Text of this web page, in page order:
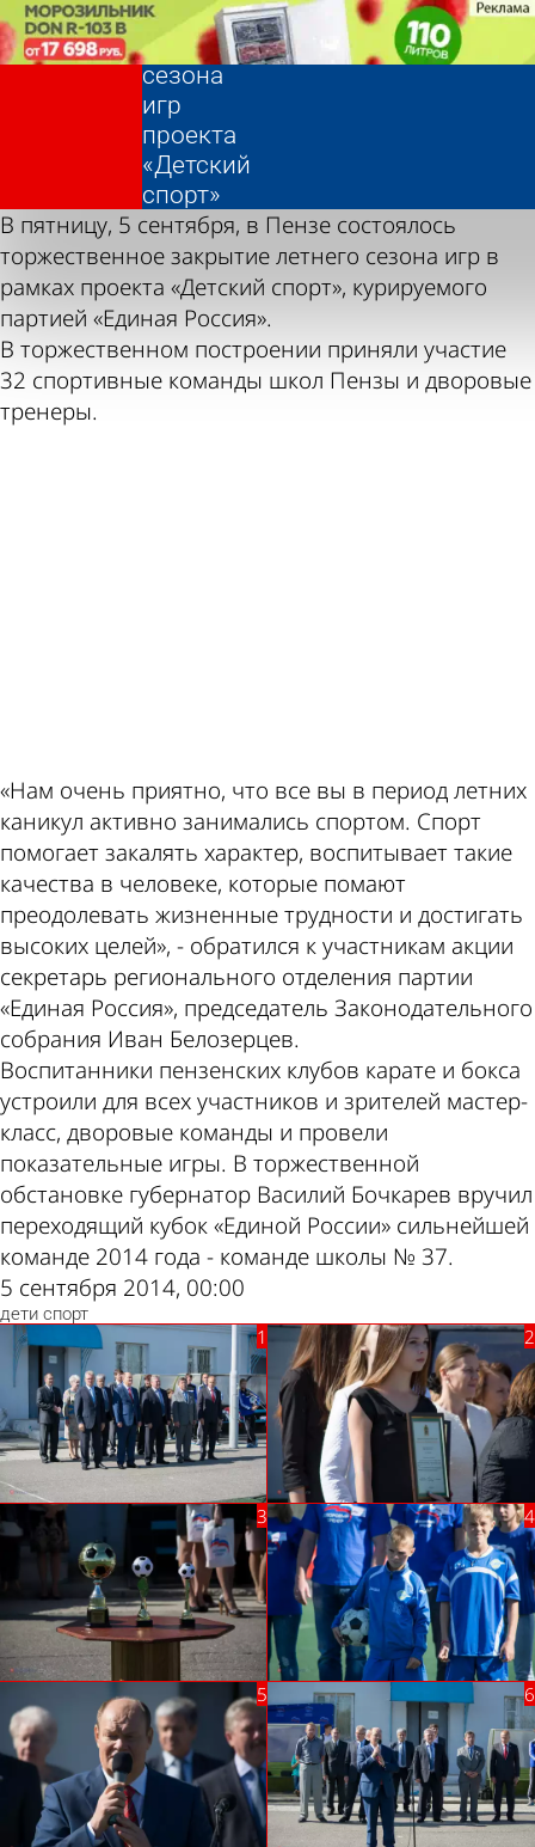
Закрытие
летнего
сезона
игр
проекта
«Детский
спорт»
Фотолента,
«Общество»
В пятницу, 5 сентября, в Пензе состоялось
торжественное закрытие летнего сезона игр в
рамках проекта «Детский спорт», курируемого
партией «Единая Россия».
В торжественном построении приняли участие
32 спортивные команды школ Пензы и дворовые
тренеры.
«Нам очень приятно, что все вы в период летних
каникул активно занимались спортом. Спорт
помогает закалять характер, воспитывает такие
качества в человеке, которые помают
преодолевать жизненные трудности и достигать
высоких целей», - обратился к участникам акции
секретарь регионального отделения партии
«Единая Россия», председатель Законодательного
собрания Иван Белозерцев.
Воспитанники пензенских клубов карате и бокса
устроили для всех участников и зрителей мастер-
класс, дворовые команды и провели
показательные игры. В торжественной
обстановке губернатор Василий Бочкарев вручил
переходящий кубок «Единой России» сильнейшей
команде 2014 года - команде школы № 37.
5 сентября 2014, 00:00
дети спорт
Закрытие
летнего
сезона
игр
проекта
«Детский
спорт»